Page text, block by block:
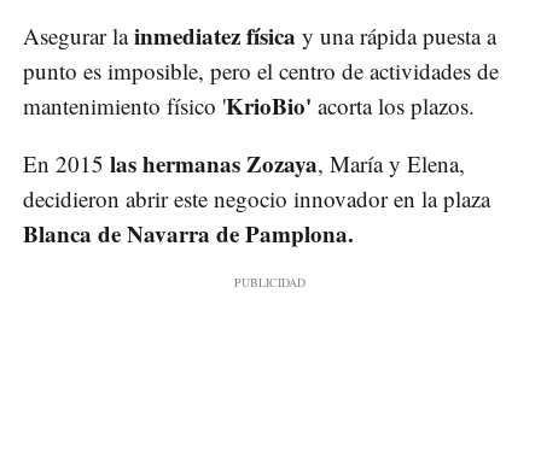
Asegurar lainmediatez física y una rápida puesta a
punto es imposible, pero el centro de actividades de
mantenimiento físico 'KrioBio' acorta los plazos.
En 2015 las hermanas Zozaya, María y Elena,
decidieron abrir este negocio innovador en la plaza
Blanca de Navarra de Pamplona.